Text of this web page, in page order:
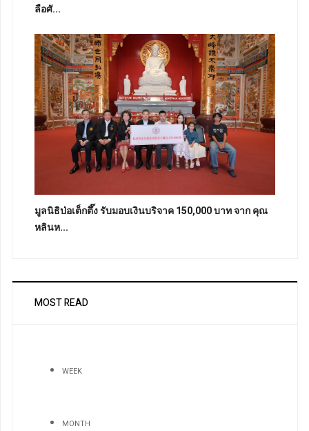
ลือศั...
มูลนิธิป่อเต็กตึ๊ง รับมอบเงินบริจาค 150,000 บาท จาก คุณ
หลินห...
MOST READ
WEEK
MONTH